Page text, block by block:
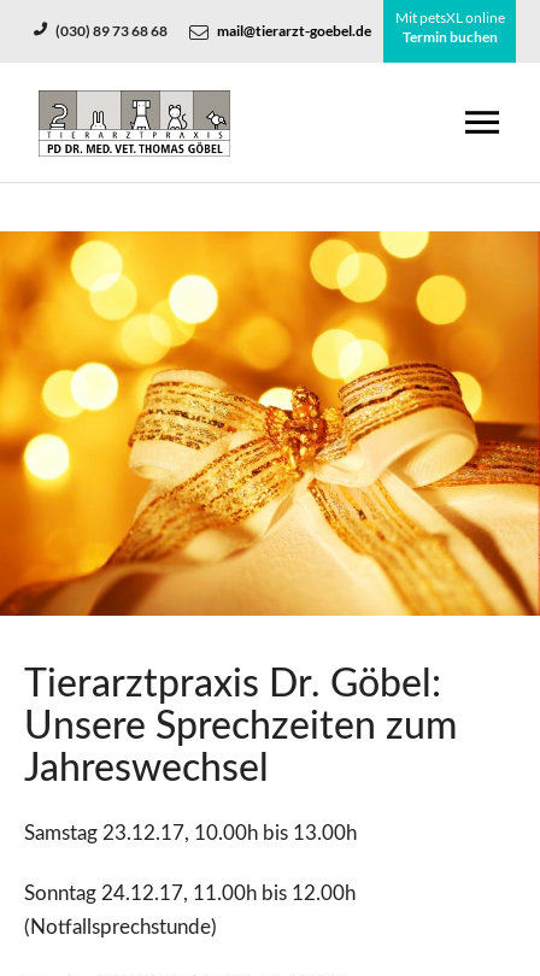
(030) 89 73 68 68 mail@tierarzt-goebel.de
Mit petsXL online
Termin buchen
Tierarztpraxis Dr. Göbel:
Unsere Sprechzeiten zum
Jahreswechsel
Samstag 23.12.17, 10.00h bis 13.00h
Sonntag 24.12.17, 11.00h bis 12.00h
(Notfallsprechstunde)